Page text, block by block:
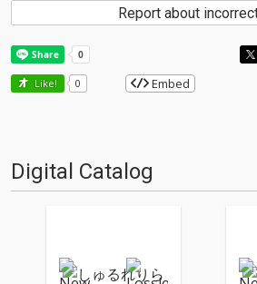
Report about
Like! 0 Embed
Digital Catalog